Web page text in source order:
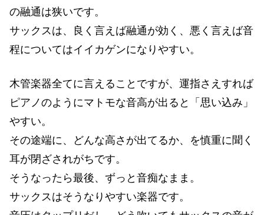
の融通は狭いです。
サックスは、良く言えば融通が効く、悪く言えば音
程についてはイイカゲンになりやすい。
木管楽器全てに言えることですが、運指さえすれば
ピアノのようにマトモな音高が出ると「思い込み」
やすい。
その途端に、どんな高さが出てるか、を慎重に聞く
耳が閉ざされがちです。
そうなったら最後、ずっと音痴なまま。
サックスはそうなりやすい楽器です。